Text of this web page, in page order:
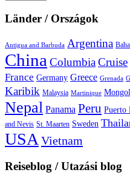
Länder / Országok
Antigua and Barbuda Argentina
China ColumbiaCruise
France Germany Greece Grenada
Karibik Malaysia Martinique
Nepal Panama Peru Puerto
and Nevis St. Maarten Sweden
USA Vietnam
Reiseblog / Utazási blog